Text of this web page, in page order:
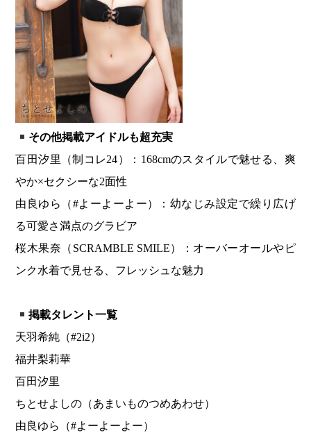
その他掲載アイドルも超充実
百田汐里（制コレ24）：168cmのスタイルで魅せる、爽
やか×セクシーな2面性
由良ゆら（#よーよーよー）：幼なじみ設定で繰り広げ
る可愛さ満点のグラビア
桜木果奈（SCRAMBLE SMILE）：オーバーオールやピ
ンク水着で見せる、フレッシュな魅力
掲載タレント一覧
天羽希純（#2i2）
福井梨莉華
百田汐里
ちとせよしの（あまいものつめあわせ）
由良ゆら（#よーよーよー）